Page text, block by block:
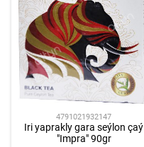
4791021932147
Iri yaprakly gara seýlon çaý
"Impra" 90gr